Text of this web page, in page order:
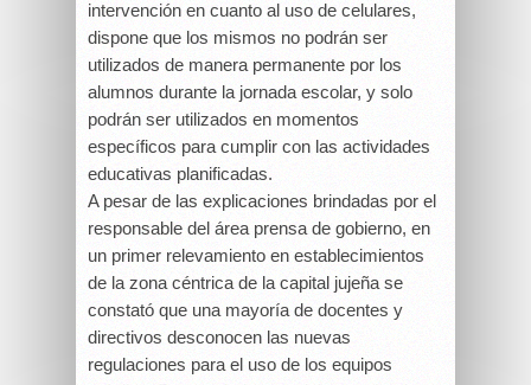
intervención en cuanto al uso de celulares,
dispone que los mismos no podrán ser
utilizados de manera permanente por los
alumnos durante la jornada escolar, y solo
podrán ser utilizados en momentos
específicos para cumplir con las actividades
educativas planificadas.
A pesar de las explicaciones brindadas por el
responsable del área prensa de gobierno, en
un primer relevamiento en establecimientos
de la zona céntrica de la capital jujeña se
constató que una mayoría de docentes y
directivos desconocen las nuevas
regulaciones para el uso de los equipos